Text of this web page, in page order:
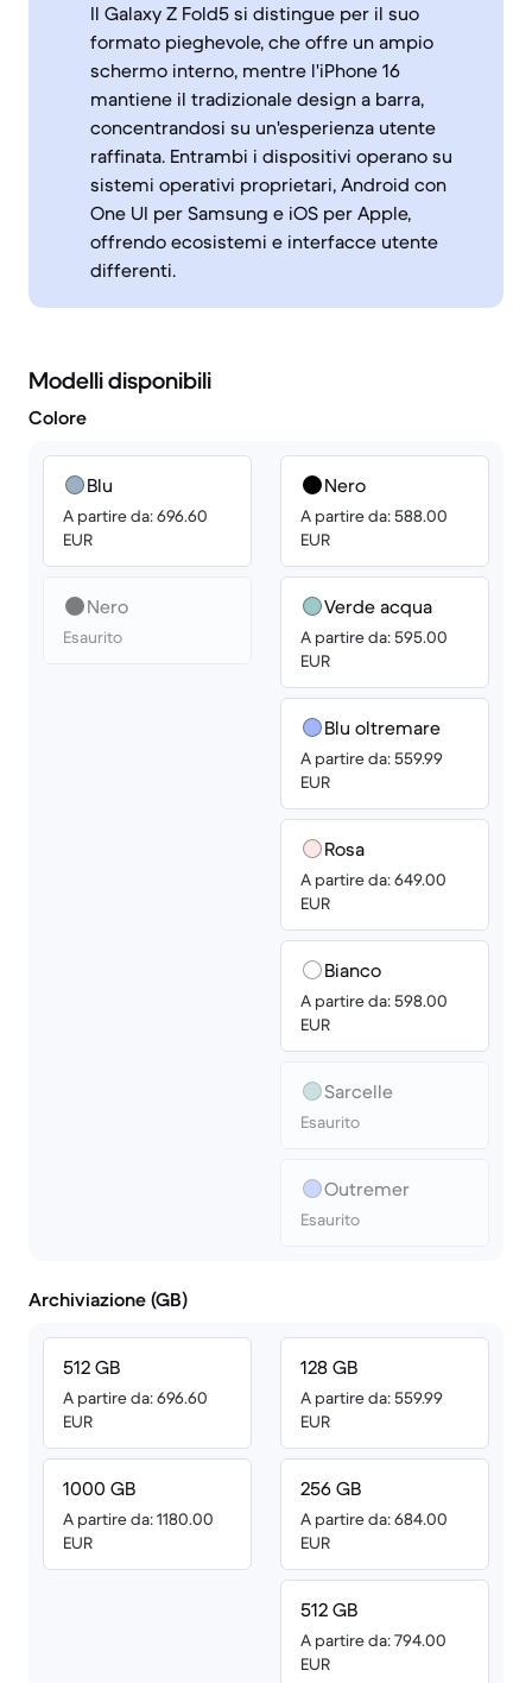
Il Galaxy Z Fold5 si distingue per il suo
formato pieghevole, che offre un ampio
schermo interno, mentre l'iPhone 16
mantiene il tradizionale design a barra,
concentrandosi su un'esperienza utente
raffinata. Entrambi i dispositivi operano su
sistemi operativi proprietari, Android con
One UI per Samsung e iOS per Apple,
offrendo ecosistemi e interfacce utente
differenti.
Modelli disponibili
Colore
Blu
A partire da: 696.60
EUR
Nero
Esaurito
Nero
A partire da: 588.00
EUR
Verde acqua
A partire da: 595.00
EUR
Blu oltremare
A partire da: 559.99
EUR
Rosa
A partire da: 649.00
EUR
Bianco
A partire da: 598.00
EUR
Sarcelle
Esaurito
Outremer
Esaurito
Archiviazione (GB)
512 GB
A partire da: 696.60
EUR
1000 GB
A partire da: 1180.00
EUR
128 GB
A partire da: 559.99
EUR
256 GB
A partire da: 684.00
EUR
512 GB
A partire da: 794.00
EUR